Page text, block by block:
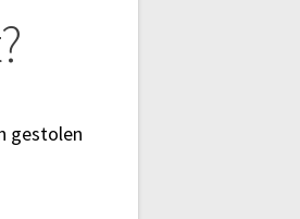
gestolen